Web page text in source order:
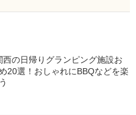
西の日帰りグランピング施設お
20選！おしゃれにBBQなどを楽